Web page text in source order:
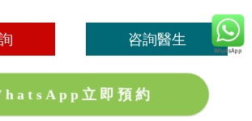
咨詢醫生
立即預約